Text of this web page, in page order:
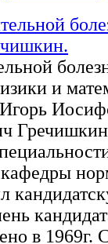
и
Гречишкин
кафедры
в 1969г.